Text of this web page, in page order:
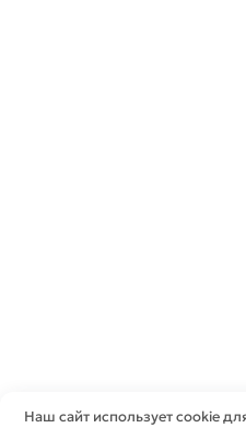
Наш сайт использует cookie